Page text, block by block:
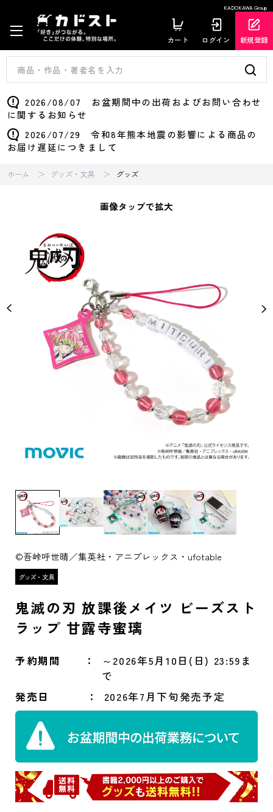
KADOKAWA Group
カート ログイン 新規登録
2026/08/07 お盆期間中の出荷およびお問い合わせ
に関するお知らせ
2026/07/29 令和8年熊本地震の影響による商品の
お届け遅延につきまして
ホーム グッズ・文具 グッズ
画像タップで拡大
©吾峠呼世晴／集英社・アニプレックス・ufotable
鬼滅の刃 放課後メイツ ビーズスト
ラップ 甘露寺蜜璃
予約期間
～2026年5月10日(日) 23:59ま
で
発売日
2026年7月下旬発売予定